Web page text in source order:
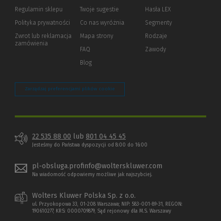
Regulamin sklepu
Polityka prywatności (Nowe
(Link
innej
Zwrot lub reklamacja
zamówienia
innej
Twoje sugestie
Co nas wyróżnia
Mapa strony
FAQ
Blog
Hasła LEX
Segmenty
Rodzaje
Zawody
Zarządzaj preferencjami plików cookie
22 535 88 00 lub 801 04 45 45
Jesteśmy do Państwa dyspozycji od 8:00 do 16:00
pl-obsluga.profinfo@wolterskluwer.com
Na wiadomość odpowiemy możliwe jak najszybciej.
Wolters Kluwer Polska Sp. z o.o.
ul. Przyokopowa 33, 01-208 Warszawa; NIP: 583-001-89-31, REGON:
190610277, KRS: 0000709879, Sąd rejonowy dla M.S. Warszawy